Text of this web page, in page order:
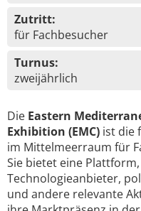
Zutritt:
für Fachbesucher
Turnus:
zweijährlich
Die Eastern
Exhibition (EMC) ist die
im Mittelmeerraum für
Sie bietet eine
Technologieanbieter,
und andere relevante